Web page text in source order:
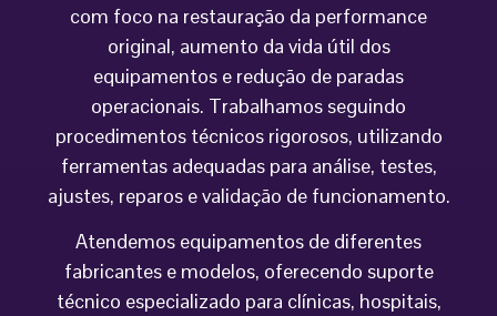
com foco na restauração da performance
original, aumento da vida útil dos
equipamentos e redução de paradas
operacionais. Trabalhamos seguindo
procedimentos técnicos rigorosos, utilizando
ferramentas adequadas para análise, testes,
ajustes, reparos e validação de funcionamento.
Atendemos equipamentos de diferentes
fabricantes e modelos, oferecendo suporte
técnico especializado para clínicas, hospitais,